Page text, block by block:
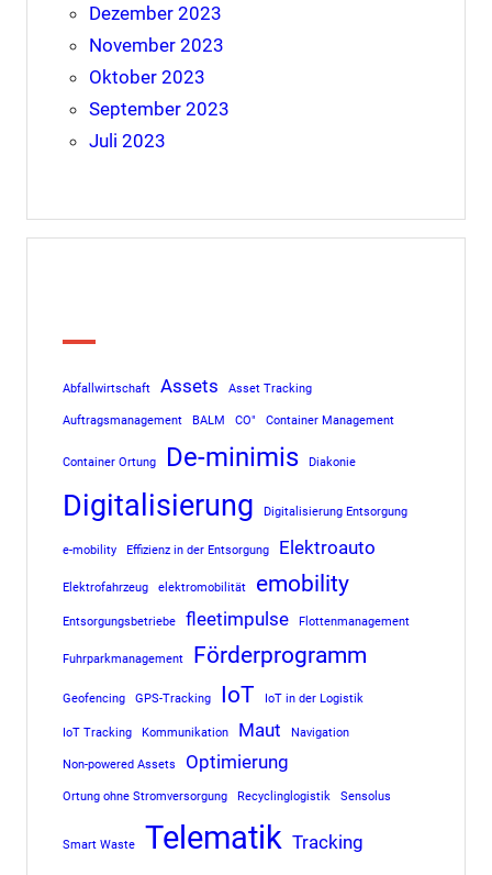
Dezember 2023
November 2023
Oktober 2023
September 2023
Juli 2023
Abfallwirtschaft Assets Asset Tracking
Auftragsmanagement BALM CO" Container Management
Container Ortung De-minimis Diakonie
Digitalisierung Digitalisierung Entsorgung
e-mobility Effizienz in der Entsorgung Elektroauto
Elektrofahrzeug elektromobilität emobility
Entsorgungsbetriebe fleetimpulse Flottenmanagement
Fuhrparkmanagement Förderprogramm
Geofencing GPS-Tracking IoT IoT in der Logistik
IoT Tracking Kommunikation Maut Navigation
Non-powered Assets Optimierung
Ortung ohne Stromversorgung Recyclinglogistik Sensolus
Smart Waste Telematik Tracking